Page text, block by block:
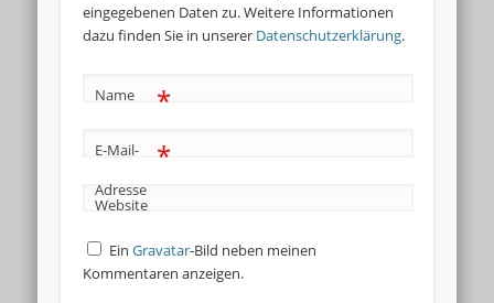
eingegebenen Daten zu. Weitere Informationen
dazu finden Sie in unserer Datenschutzerklärung.
Name *
E-Mail-
Adresse
*
Website
Ein Gravatar-Bild neben meinen
Kommentaren anzeigen.